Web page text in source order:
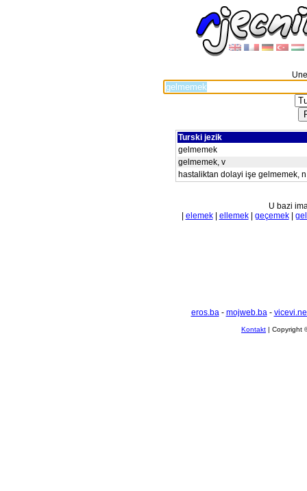
Turski jezik
gelmemek
gelmemek, v
hastaliktan dolayi işe gelmemek, n
U bazi
elemek| ellemek| geçemek|
eros.ba- mojweb.ba-
Kontakt | Copyright